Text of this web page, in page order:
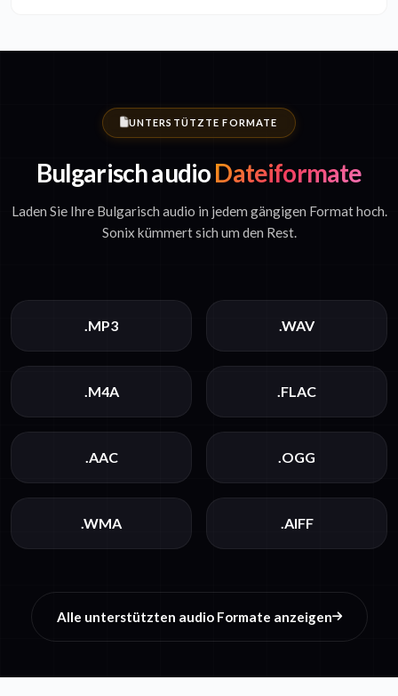
UNTERSTÜTZTE FORMATE
Bulgarisch audioDateiformate
Laden Sie Ihre Bulgarisch audio in jedem gängigen Format hoch.
Sonix kümmert sich um den Rest.
.MP3 .WAV
.M4A .FLAC
.AAC .OGG
.WMA .AIFF
Alle unterstützten audio Formate anzeigen